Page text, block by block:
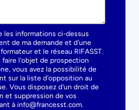
les informations ci-dessus
de ma demande et d'une
et le réseau RIFASST.
faire l'objet de prospection
vous avez la possibilité de
sur la liste d'opposition au
Vous disposez d'un droit de
et suppression de vos
à info@francesst.com.